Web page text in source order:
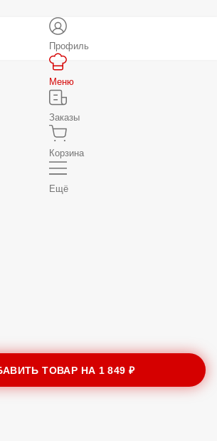
ТОВАР НА 1 849 ₽
Профиль
Меню
Заказы
Корзина
Ещё